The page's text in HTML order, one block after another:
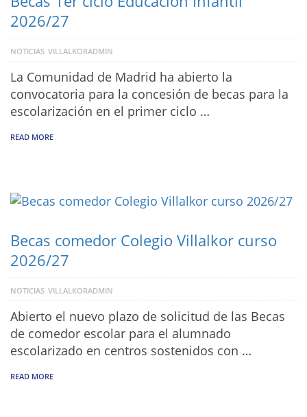
2026/27
NOTICIAS VILLALKORADMIN
La Comunidad de Madrid ha abierto la
convocatoria para la concesión de becas para la
escolarización en el primer ciclo …
READ MORE
Becas comedor Colegio Villalkor curso
2026/27
NOTICIAS VILLALKORADMIN
Abierto el nuevo plazo de solicitud de las Becas
de comedor escolar para el alumnado
escolarizado en centros sostenidos con …
READ MORE